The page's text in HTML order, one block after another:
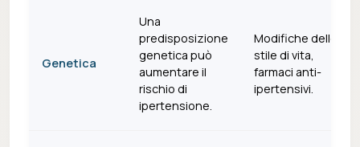
Genetica
Una
predisposizione
genetica può
aumentare il
rischio di
ipertensione.
Modifiche dello
stile di vita,
farmaci anti-
ipertensivi.